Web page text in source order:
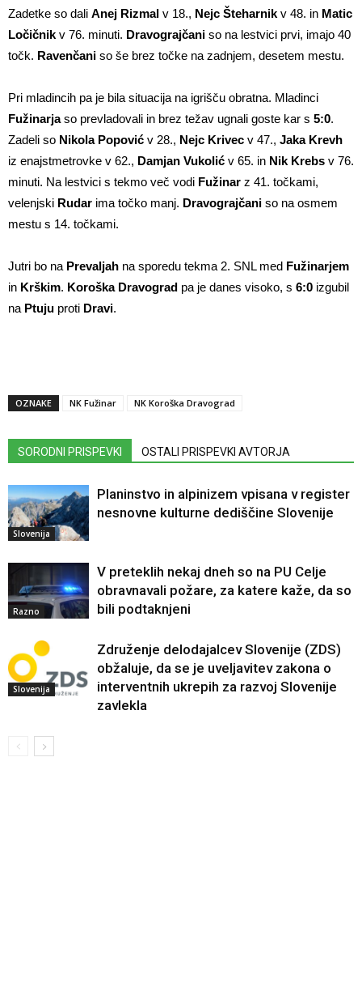
Zadetke so dali Anej Rizmal v 18., Nejc Šteharnik v 48. in Matic
Ločičnik v 76. minuti. Dravograjčani so na lestvici prvi, imajo 40
točk. Ravenčani so še brez točke na zadnjem, desetem mestu.
Pri mladincih pa je bila situacija na igrišču obratna. Mladinci
Fužinarjaso prevladovali in brez težav ugnali goste kar s 5:0.
Zadeli so Nikola Popović v 28., Nejc Krivec v 47., Jaka Krevh
iz enajstmetrovke v 62., Damjan Vukolić v 65. in Nik Krebs v 76.
minuti. Na lestvici s tekmo več vodi Fužinar z 41. točkami,
velenjski Rudar ima točko manj. Dravograjčani so na osmem
mestu s 14. točkami.
Jutri bo na Prevaljah na sporedu tekma 2. SNL med Fužinarjem
in Krškim. Koroška Dravograd pa je danes visoko, s 6:0 izgubil
na Ptuju proti Dravi.
OZNAKE NK Fužinar NK Koroška Dravograd
SORODNI PRISPEVKI OSTALI PRISPEVKI AVTORJA
Slovenija
Planinstvo in alpinizem vpisana v register
nesnovne kulturne dediščine Slovenije
Razno
V preteklih nekaj dneh so na PU Celje
obravnavali požare, za katere kaže, da so
bili podtaknjeni
Slovenija
Združenje delodajalcev Slovenije (ZDS)
obžaluje, da se je uveljavitev zakona o
interventnih ukrepih za razvoj Slovenije
zavlekla